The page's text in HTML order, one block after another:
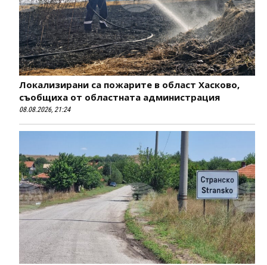
Локализирани са пожарите в област Хасково,
съобщиха от областната администрация
08.08.2026, 21:24